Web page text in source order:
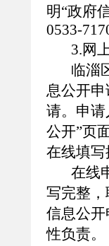
明“政府
0533-
3.网
临淄区
息公开
请。申
公开”页
在线填
在线申
写完整
信息公
性负责